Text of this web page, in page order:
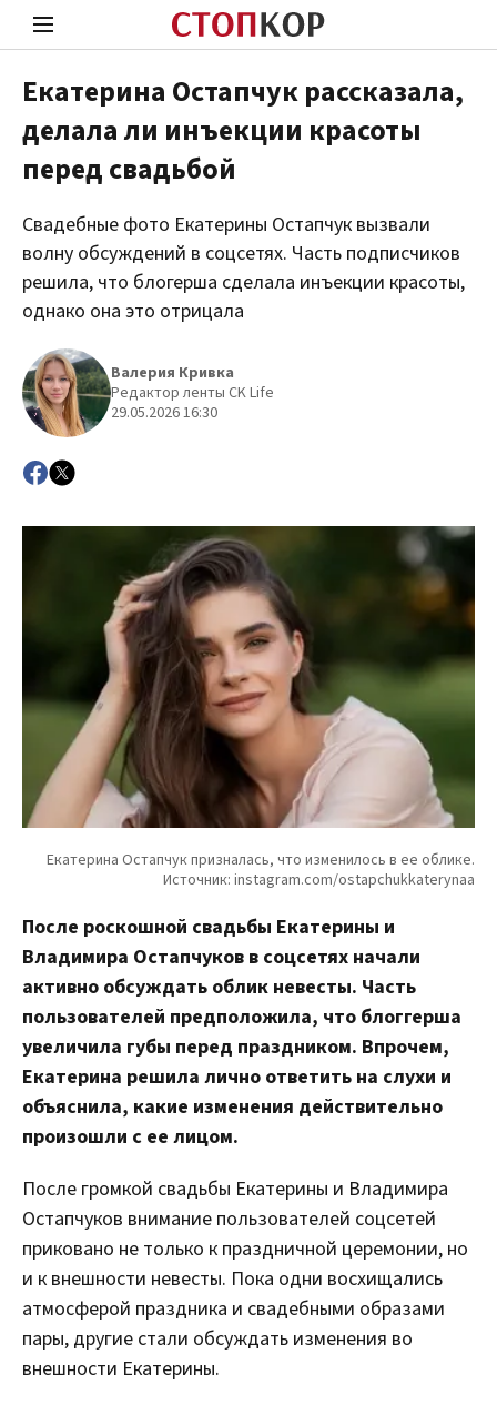
Стоп Политической Коррупции
Политика
Екатерина Остапчук рассказала,
делала ли инъекции красоты
перед свадьбой
Свадебные фото Екатерины Остапчук вызвали
волну обсуждений в соцсетях. Часть подписчиков
решила, что блогерша сделала инъекции красоты,
однако она это отрицала
Валерия Кривка
Редактор ленты CK Life
29.05.2026 16:30
После роскошной свадьбы Екатерины и
Владимира Остапчуков в соцсетях начали
активно обсуждать облик невесты. Часть
пользователей предположила, что блоггерша
увеличила губы перед праздником. Впрочем,
Екатерина решила лично ответить на слухи и
объяснила, какие изменения действительно
произошли с ее лицом.
После громкой свадьбы Екатерины и Владимира
Остапчуков внимание пользователей соцсетей
приковано не только к праздничной церемонии, но
и к внешности невесты. Пока одни восхищались
атмосферой праздника и свадебными образами
пары, другие стали обсуждать изменения во
внешности Екатерины.